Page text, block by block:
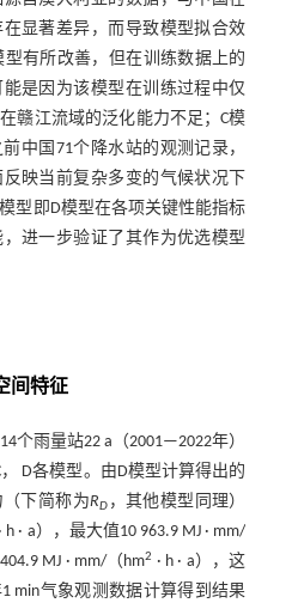
显著差异，而导致模型拟合效
有所改善，但在训练数据上的
是因为该模型在训练过程中仅
赣江流域的泛化能力不足；C模
中国71个降水站的观测记录，
映当前复杂多变的气候状况下
型即D模型在各项关键性能指标
进一步验证了其作为优选模型
间特征
个雨量站22 a（2001—2022年）
D各模型。由D模型计算得出的
下简称为RD ，其他模型同理）
· h · a），最大值10 963.9 MJ · mm/
MJ · mm/（hm2 · h · a），这
min气象观测数据计算得到结果